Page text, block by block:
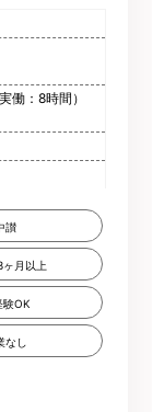
働：8時間）
讃
ヶ月以上
験OK
なし